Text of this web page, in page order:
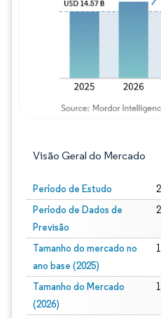
Visão Geral do Mercado
Período de Estudo
Período de Dados de
Previsão
Tamanho do mercado no
ano base (2025)
Tamanho do Mercado
(2026)